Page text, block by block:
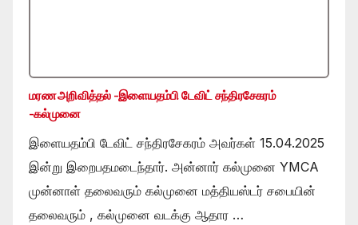
மரண அறிவித்தல் -இளையதம்பி டேவிட் சந்திரசேகரம்
-கல்முனை
இளையதம்பி டேவிட் சந்திரசேகரம் அவர்கள் 15.04.2025
இன்று இறைபதமடைந்தார். அன்னார் கல்முனை YMCA
முன்னாள் தலைவரும் கல்முனை மத்தியஸ்டர் சபையின்
தலைவரும் , கல்முனை வடக்கு ஆதார …